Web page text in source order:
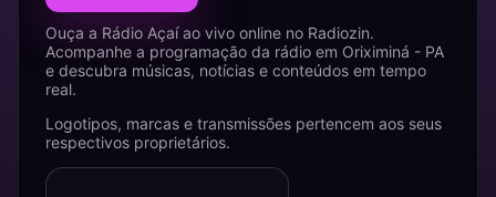
Ouça a Rádio Açaí ao vivo online no Radiozin.
Acompanhe a programação da rádio em Oriximiná - PA
e descubra músicas, notícias e conteúdos em tempo
real.
Logotipos, marcas e transmissões pertencem aos seus
respectivos proprietários.